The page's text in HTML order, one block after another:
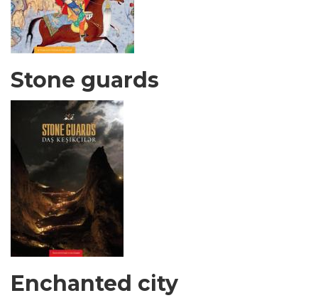
Stone guards
Enchanted city